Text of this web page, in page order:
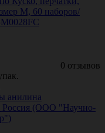
M, 60 наборов/
0 отзывов
анилина
Россия (ООО "Научно-